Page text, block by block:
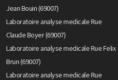
Jean Bouin (69007)
Laboratoire analyse medicale Rue
Claude Boyer (69007)
Laboratoire analyse medicale Rue Felix
Brun (69007)
Laboratoire analyse medicale Rue